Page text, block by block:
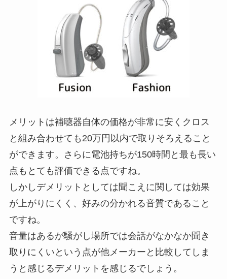
メリットは補聴器自体の価格が非常に安くクロス
と組み合わせても20万円以内で取りそろえること
ができます。さらに電池持ちが150時間と最も長い
点もとても評価できる点ですね。
しかしデメリットとしては聞こえに関しては効果
が上がりにくく、好みの分かれる音質であること
ですね。
音量はあるが騒がし場所では会話がなかなか聞き
取りにくいという点が他メーカーと比較してしま
うと感じるデメリットを感じるでしょう。